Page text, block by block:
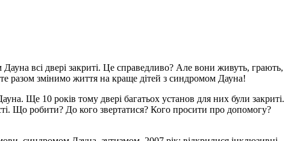
всі двері закриті. Це справедливо? Але вони живуть, грають,
разом змінимо життя на краще дітей з синдромом Дауна!
Ще 10 років тому двері багатьох установ для них були закриті.
Що робити? До кого звертатися? Кого просити про допомогу?